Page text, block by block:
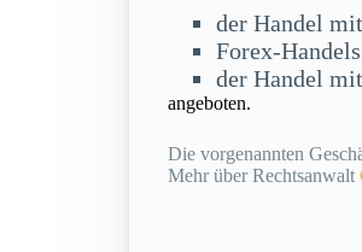
der Handel
Forex-
der Handel
angeboten.
Die vorgenannten
Mehr über Rechtsanwalt